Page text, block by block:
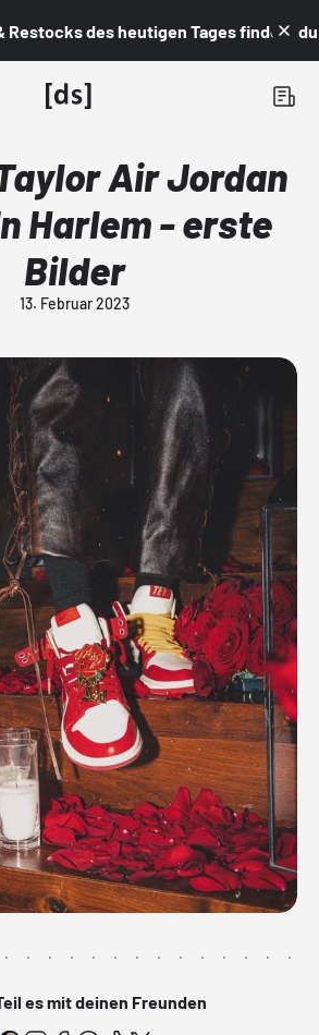
des heutigen Tages findest du
Air Jordan
Harlem - erste
Bilder
13. Februar 2023
es mit deinen Freunden